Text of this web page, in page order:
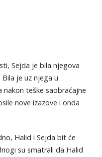
Sejda je bila njegova
je uz njega u
teške saobraćajne
nove izazove i onda
Halid i Sejda bit će
su smatrali da Halid